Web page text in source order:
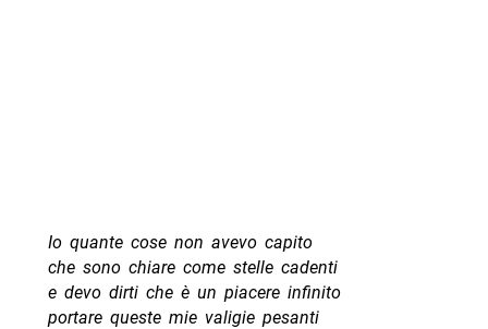
Io quante cose non avevo capito
che sono chiare come stelle cadenti
e devo dirti che è un piacere infinito
portare queste mie valigie pesanti